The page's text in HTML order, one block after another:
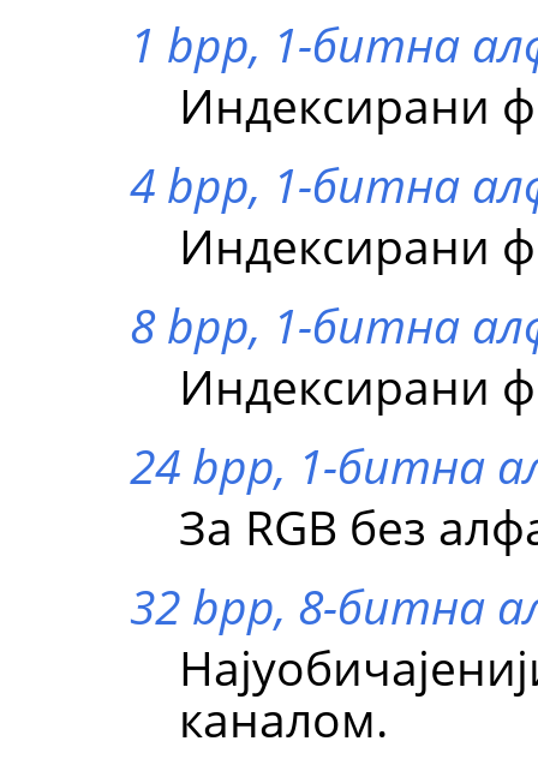
1 bpp, 1-битна
Индексирани
4 bpp, 1-битна
Индексирани
8 bpp, 1-битна
Индексирани
24 bpp, 1-битна
За RGB без
32 bpp, 8-битна
каналом.